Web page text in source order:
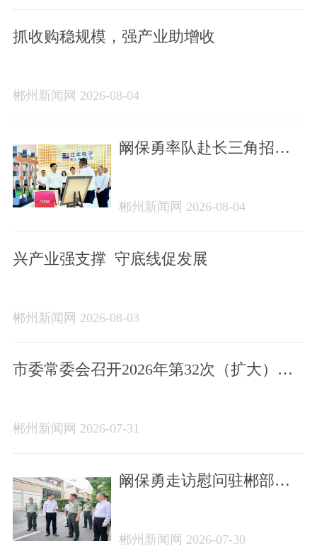
抓收购稳规模，强产业助增收
郴州新闻网 2026-08-04
阚保勇率队赴长三角招商
郴州新闻网 2026-08-04
兴产业强支撑 守底线促发展
郴州新闻网 2026-08-03
市委常委会召开2026年第32次（扩大）会
郴州新闻网 2026-07-31
阚保勇走访慰问驻郴部队
郴州新闻网 2026-07-30